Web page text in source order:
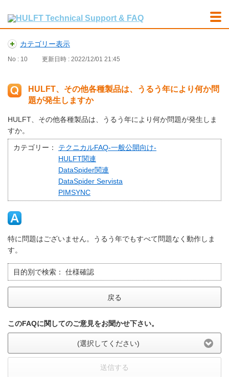
カテゴリー表示
No : 10 更新日時 : 2022/12/01 21:45
HULFT、その他各種製品は、うるう年により何か問
題が発生しますか
HULFT、その他各種製品は、うるう年により何か問題が発生しま
すか。
カテゴリー：
テクニカルFAQ-一般公開向け-
HULFT関連
DataSpider関連
DataSpider Servista
PIMSYNC
特に問題はございません。うるう年でもすべて問題なく動作しま
す。
目的別で検索： 仕様確認
戻る
このFAQに関してのご意見をお聞かせ下さい。
(選択してください)
送信する